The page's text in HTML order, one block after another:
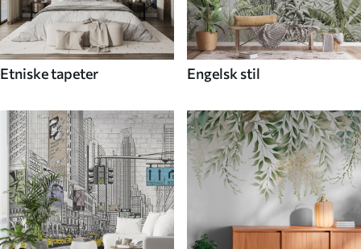
Etniske tapeter Engelsk stil